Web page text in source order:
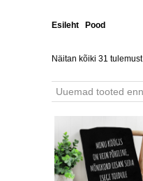
Esileht Pood
Näitan kõiki 31 tulemust